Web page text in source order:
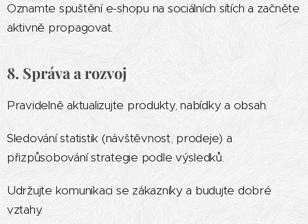
Oznamte spuštění e-shopu na sociálních sítích a začněte
aktivně propagovat.
8. Správa a rozvoj
Pravidelně aktualizujte produkty, nabídky a obsah.
Sledování statistik (návštěvnost, prodeje) a
přizpůsobování strategie podle výsledků.
Udržujte komunikaci se zákazníky a budujte dobré
vztahy.